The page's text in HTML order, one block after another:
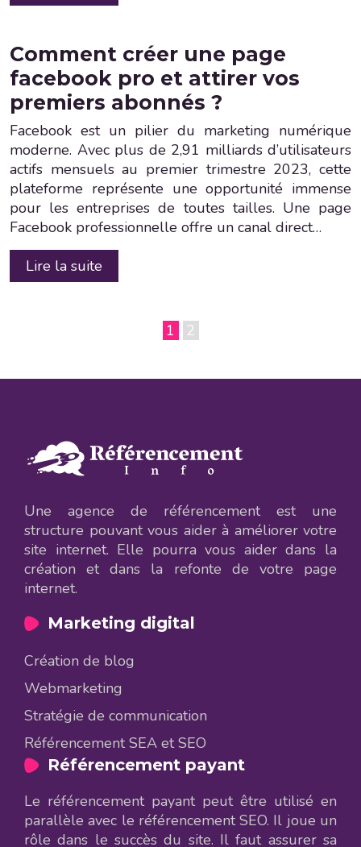
Comment créer une page
facebook pro et attirer vos
premiers abonnés ?
Facebook est un pilier du marketing numérique
moderne. Avec plus de 2,91 milliards d’utilisateurs
actifs mensuels au premier trimestre 2023, cette
plateforme représente une opportunité immense
pour les entreprises de toutes tailles. Une page
Facebook professionnelle offre un canal direct…
Lire la suite
1 2
Une agence de référencement est une
structure pouvant vous aider à améliorer votre
site internet. Elle pourra vous aider dans la
création et dans la refonte de votre page
internet.
Marketing digital
Création de blog
Webmarketing
Stratégie de communication
Référencement SEA et SEO
Référencement payant
Le référencement payant peut être utilisé en
parallèle avec le référencement SEO. Il joue un
rôle dans le succès du site. Il faut assurer sa